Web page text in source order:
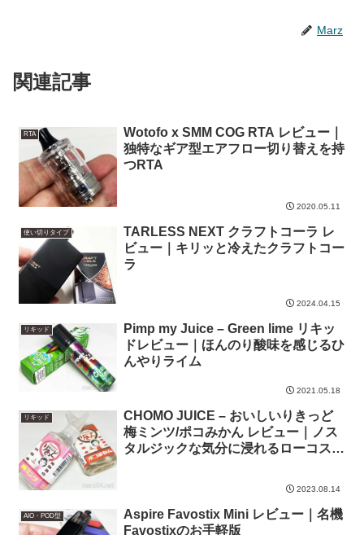
Marz
関連記事
RTA
Wotofo x SMM COG RTA レビュー｜
独特なギア型エアフロー切り替えを持
つRTA
2020.05.11
使い切りタイプ
TARLESS NEXT クラフトコーラ レ
ビュー｜キリッと冷えたクラフトコー
ラ
2024.04.15
リキッド
Pimp my Juice – Green lime リキッ
ドレビュー｜ほんのり酸味を感じるひ
んやりライム
2021.05.18
リキッド
CHOMO JUICE – おいしいりきっど
梅ミンツ/ポコみかん レビュー｜ノス
タルジックな気分に浸れるローコスト
2023.08.14
AIO・POD型
Aspire Favostix Mini レビュー｜名機
Favostixのお手軽版